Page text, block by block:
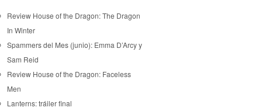
Review House of the Dragon: The Dragon
In Winter
Spammers del Mes (junio): Emma D’Arcy y
Sam Reid
Review House of the Dragon: Faceless
Men
Lanterns: tráiler final